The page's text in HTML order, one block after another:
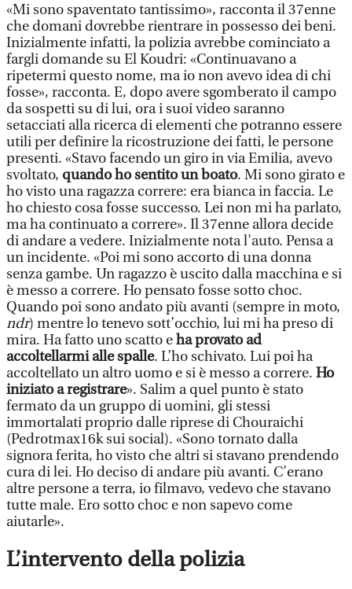
«Mi sono spaventato tantissimo», racconta il 37enne
che domani dovrebbe rientrare in possesso dei beni.
Inizialmente infatti, la polizia avrebbe cominciato a
fargli domande su El Koudri: «Continuavano a
ripetermi questo nome, ma io non avevo idea di chi
fosse», racconta. E, dopo avere sgomberato il campo
da sospetti su di lui, ora i suoi video saranno
setacciati alla ricerca di elementi che potranno essere
utili per definire la ricostruzione dei fatti, le persone
presenti. «Stavo facendo un giro in via Emilia, avevo
svoltato, quando ho sentito un boato. Mi sono girato e
ho visto una ragazza correre: era bianca in faccia. Le
ho chiesto cosa fosse successo. Lei non mi ha parlato,
ma ha continuato a correre». Il 37enne allora decide
di andare a vedere. Inizialmente nota l’auto. Pensa a
un incidente. «Poi mi sono accorto di una donna
senza gambe. Un ragazzo è uscito dalla macchina e si
è messo a correre. Ho pensato fosse sotto choc.
Quando poi sono andato più avanti (sempre in moto,
ndr) mentre lo tenevo sott’occhio, lui mi ha preso di
mira. Ha fatto uno scatto eha provato ad
accoltellarmi alle spalle. L’ho schivato. Lui poi ha
accoltellato un altro uomo e si è messo a correre. Ho
iniziato a registrare». Salim a quel punto è stato
fermato da un gruppo di uomini, gli stessi
immortalati proprio dalle riprese di Chouraichi
(Pedrotmax16k sui social). «Sono tornato dalla
signora ferita, ho visto che altri si stavano prendendo
cura di lei. Ho deciso di andare più avanti. C’erano
altre persone a terra, io filmavo, vedevo che stavano
tutte male. Ero sotto choc e non sapevo come
aiutarle».
L’intervento della polizia